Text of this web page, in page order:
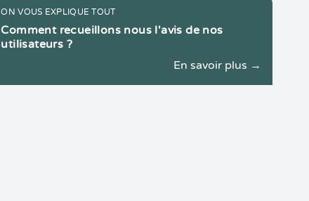
ON VOUS EXPLIQUE TOUT
Comment recueillons nous l'avis de nos
utilisateurs ?
En savoir plus →